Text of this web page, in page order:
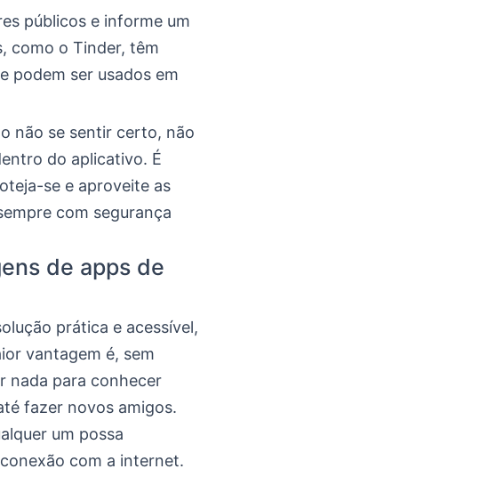
públicos e informe um
como o Tinder, têm
podem ser usados em
não se sentir certo, não
do aplicativo. É
se e aproveite as
com segurança
de apps de
prática e acessível,
vantagem é, sem
nada para conhecer
fazer novos amigos.
um possa
com a internet.